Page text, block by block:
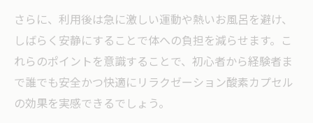
さらに、利用後は急に激しい運動や熱いお風呂を避け、
しばらく安静にすることで体への負担を減らせます。こ
れらのポイントを意識することで、初心者から経験者ま
で誰でも安全かつ快適にリラクゼーション酸素カプセル
の効果を実感できるでしょう。